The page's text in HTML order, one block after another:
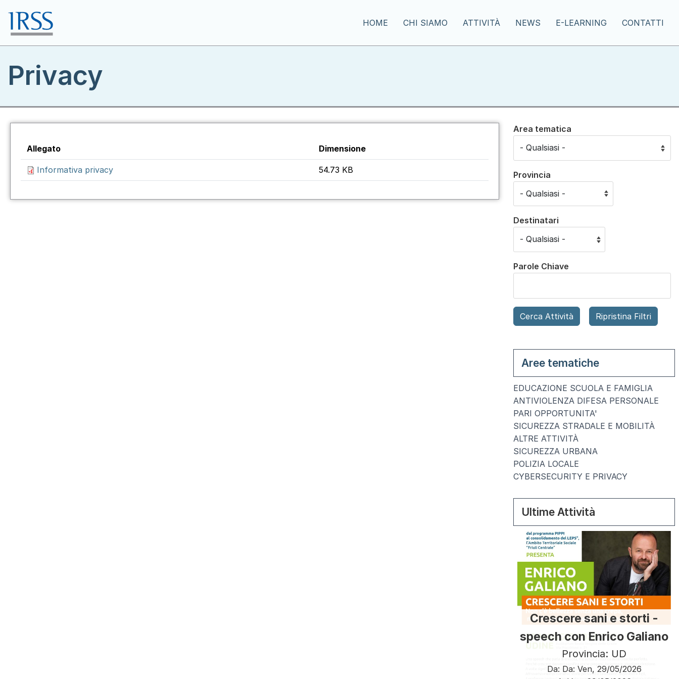
HOME CHI SIAMO ATTIVITÀ NEWS E-LEARNING CONTATTI
Privacy
Allegato Dimensione
Informativa privacy 54.73 KB
Area tematica
Provincia
Destinatari
Parole Chiave
Aree tematiche
EDUCAZIONE SCUOLA E FAMIGLIA
ANTIVIOLENZA DIFESA PERSONALE
PARI OPPORTUNITA'
SICUREZZA STRADALE E MOBILITÀ
ALTRE ATTIVITÀ
SICUREZZA URBANA
POLIZIA LOCALE
CYBERSECURITY E PRIVACY
Ultime Attività
Crescere sani e storti -
speech con Enrico Galiano
Provincia: UD
Da: Da: Ven, 29/05/2026